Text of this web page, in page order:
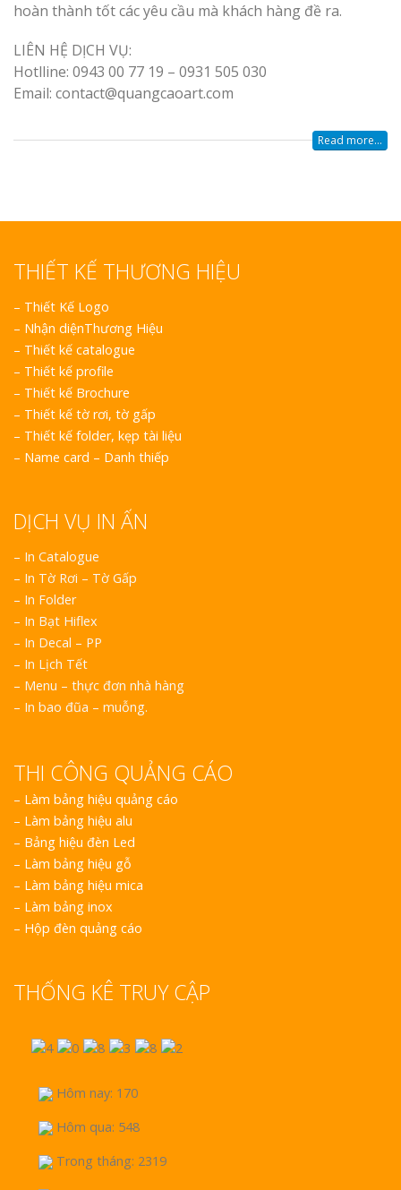
hoàn thành tốt các yêu cầu mà khách hàng đề ra.
LIÊN HỆ DỊCH VỤ:
Hotlline: 0943 00 77 19 – 0931 505 030
Email: contact@quangcaoart.com
Read more...
THIẾT KẾ THƯƠNG HIỆU
– Thiết Kế Logo
– Nhận diệnThương Hiệu
– Thiết kế catalogue
– Thiết kế profile
– Thiết kế Brochure
– Thiết kế tờ rơi, tờ gấp
– Thiết kế folder, kẹp tài liệu
– Name card – Danh thiếp
DỊCH VỤ IN ẤN
– In Catalogue
– In Tờ Rơi – Tờ Gấp
– In Folder
– In Bạt Hiflex
– In Decal – PP
– In Lịch Tết
– Menu – thực đơn nhà hàng
– In bao đũa – muỗng.
THI CÔNG QUẢNG CÁO
– Làm bảng hiệu quảng cáo
– Làm bảng hiệu alu
– Bảng hiệu đèn Led
– Làm bảng hiệu gỗ
– Làm bảng hiệu mica
– Làm bảng inox
– Hộp đèn quảng cáo
THỐNG KÊ TRUY CẬP
Hôm nay: 170
Hôm qua: 548
Trong tháng: 2319